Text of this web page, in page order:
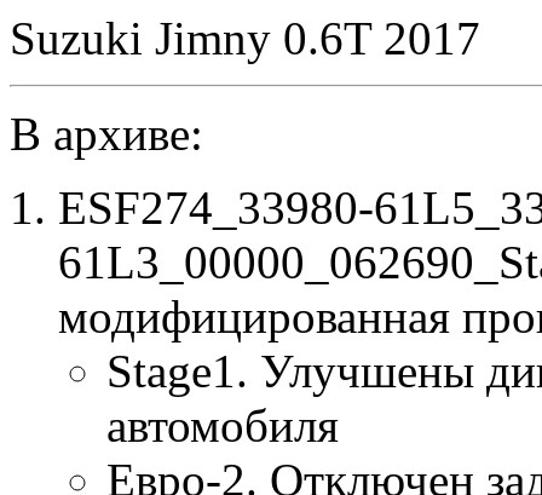
Suzuki Jimny 0.6T 2017
В архиве:
ESF274_33980-
модифицированная
Stage1. Улучшены
автомобиля
Евро-2. Отключен